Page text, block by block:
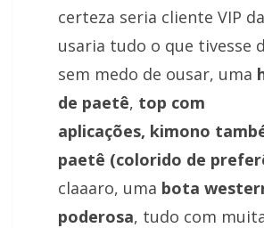
certeza seria cliente VIP
usaria tudo o que tivesse
sem medo de ousar, uma
de paetê, top com
aplicações, kimono
paetê (colorido de
claaaro, uma bota
poderosa, tudo com